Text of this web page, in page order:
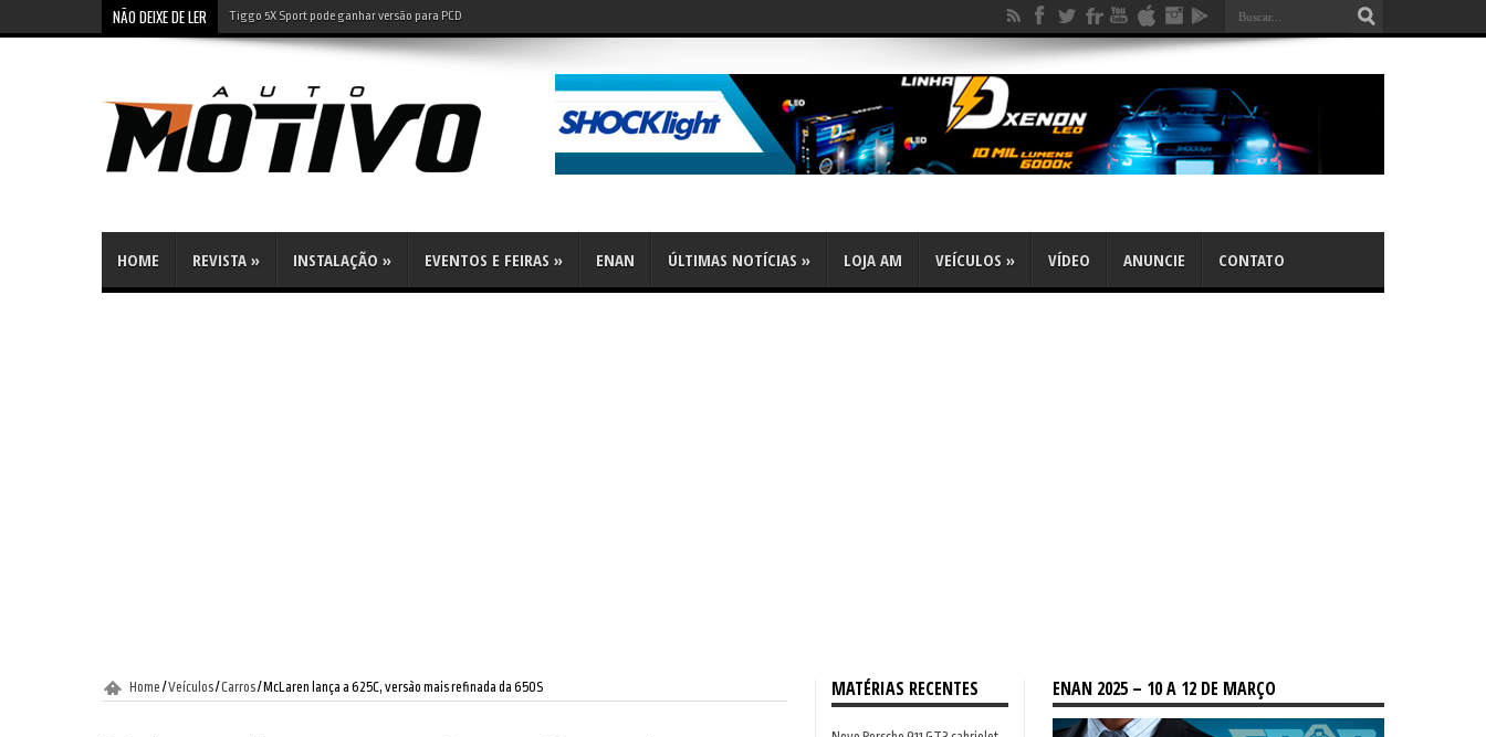
NÃO DEIXE DE LER Leapmotor B10: SUV elétrico tem preço de compacto flex
HOME REVISTA » INSTALAÇÃO » EVENTOS E FEIRAS » ENAN ÚLTIMAS NOTÍCIAS » LOJA AM VEÍCULOS » VÍDEO ANUNCIE CONTATO
Home /Veículos/Carros/ McLaren lança a 625C, versão mais refinada da 650S MATÉRIAS RECENTES ENAN 2025 – 10 A 12 DE MARÇO